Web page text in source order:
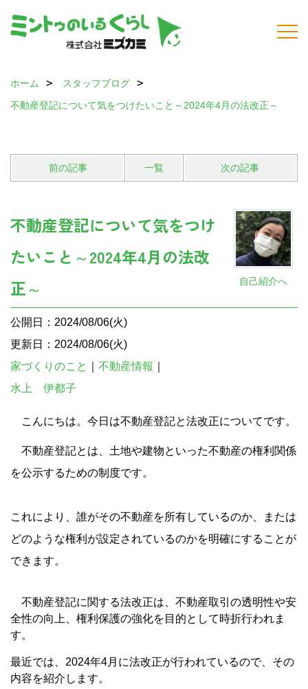
ホーム
スタッフブログ
不動産登記について気をつけたいこと～2024年4月の法改正～
前の記事 一覧 次の記事
自己紹介へ
不動産登記について気をつけ
たいこと～2024年4月の法改
正～
公開日：2024/08/06(火)
更新日：2024/08/06(火)
家づくりのこと
不動産情報
水上 伊都子
こんにちは。今日は不動産登記と法改正についてです。
不動産登記とは、土地や建物といった不動産の権利関係
を公示するための制度です。
これにより、誰がその不動産を所有しているのか、または
どのような権利が設定されているのかを明確にすることが
できます。
不動産登記に関する法改正は、不動産取引の透明性や安
全性の向上、権利保護の強化を目的として時折行われま
す。
最近では、2024年4月に法改正が行われているので、その
内容を紹介します。